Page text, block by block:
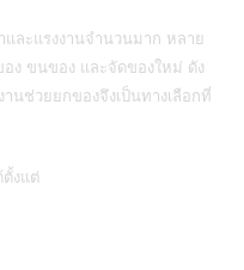
และแรงงานจำนวนมาก หลาย
ง ขนของ และจัดของใหม่ ดัง
นช่วยยกของจึงเป็นทางเลือกที่
งแต่